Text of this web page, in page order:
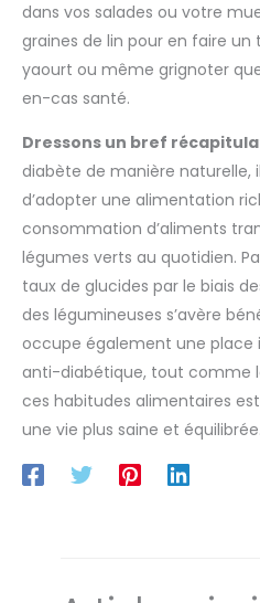
dans vos salades ou votre
graines de lin pour en faire un
yaourt ou même grignoter
en-cas santé.
Dressons un bref
diabète de manière naturelle,
d’adopter une alimentation
consommation d’aliments
légumes verts au quotidien.
taux de glucides par le biais
des légumineuses s’avère
occupe également une
anti-diabétique, tout comme
ces habitudes alimentaires
une vie plus saine et équilibrée.